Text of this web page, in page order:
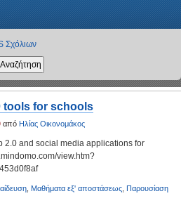
Σχόλιων
tools for schools
από Ηλίας Οικονομάκος
2.0 and social media applications for
view.htm?
Μαθήματα εξ' αποστάσεως Παρουσίαση